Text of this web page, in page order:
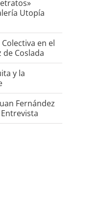
Utopía
en el
de Coslada
y la
Fernández